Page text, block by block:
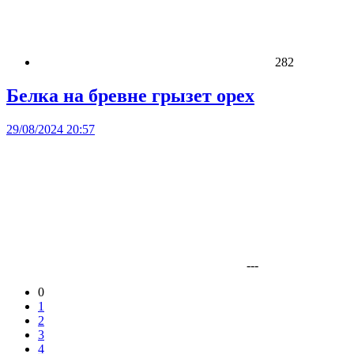
282
Белка на бревне грызет орех
29/08/2024 20:57
---
0
1
2
3
4